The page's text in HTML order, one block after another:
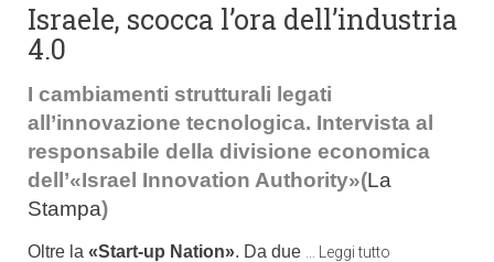
Israele, scocca l’ora dell’industria
4.0
I cambiamenti strutturali legati
all’innovazione tecnologica. Intervista al
responsabile della divisione economica
dell’«Israel Innovation Authority»(La
Stampa)
Oltre la «Start-up Nation». Da due Leggi tutto